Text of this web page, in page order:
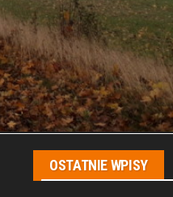
OSTATNIE WPISY